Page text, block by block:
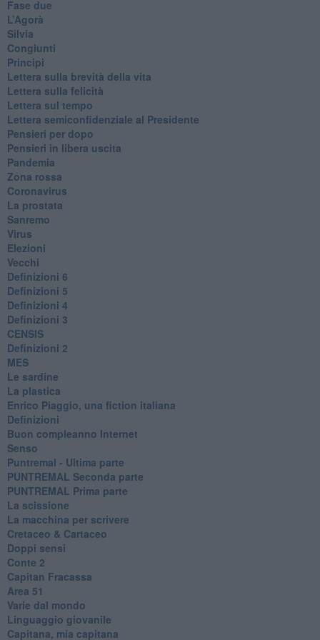
Fase due
L’Agorà
Silvia
Congiunti
Principi
​Lettera sulla brevità della vita
​Lettera sulla felicità
​Lettera sul tempo
Lettera semiconfidenziale al Presidente
Pensieri per dopo
​Pensieri in libera uscita
Pandemia
Zona rossa
Coronavirus
La prostata
Sanremo
Virus
Elezioni
Vecchi
Definizioni 6
Definizioni 5
Definizioni 4
Definizioni 3
CENSIS
​Definizioni 2
MES
Le sardine
La plastica
​Enrico Piaggio, una fiction italiana
Definizioni
​Buon compleanno Internet
Senso
Puntremal - Ultima parte
PUNTREMAL Seconda parte
​PUNTREMAL Prima parte
La scissione
La macchina per scrivere
Cretaceo & Cartaceo
Doppi sensi
​Conte 2
​Capitan Fracassa
​Area 51
Varie dal mondo
​Linguaggio giovanile
​Capitana, mia capitana